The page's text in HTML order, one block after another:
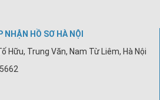
NHẬN HỒ SƠ HÀ NỘI
Hữu, Trung Văn, Nam Từ Liêm, Hà Nội